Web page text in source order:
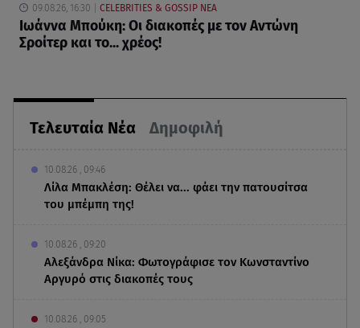
Τελευταία Νέα Δημοφιλή
10.08.26 , 09:46
Λίλα Μπακλέση: Θέλει να... φάει την πατουσίτσα
του μπέμπη της!
10.08.26 , 09:20
Αλεξάνδρα Νίκα: Φωτογράφισε τον Κωνσταντίνο
Αργυρό στις διακοπές τους
10.08.26 , 09:05
09.08.26, 16:30 CELEBRITIES & GOSSIP ΝΕΑ
Ιωάννα Μπούκη: Οι διακοπές με τον Αντώνη
Σροίτερ και το... χρέος!